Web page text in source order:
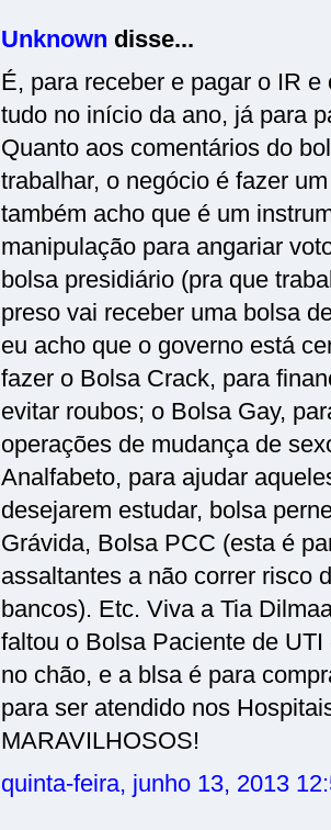
Unknown disse...
É, para receber e pagar o IR
tudo no início da ano, já para
Quanto aos comentários do
trabalhar, o negócio é fazer
também acho que é um
manipulação para angariar
bolsa presidiário (pra que
preso vai receber uma bolsa
eu acho que o governo está
fazer o Bolsa Crack, para
evitar roubos; o Bolsa Gay,
operações de mudança de
Analfabeto, para ajudar
desejarem estudar, bolsa
Grávida, Bolsa PCC (esta é
assaltantes a não correr risco
bancos). Etc. Viva a Tia
faltou o Bolsa Paciente de
no chão, e a blsa é para
para ser atendido nos
MARAVILHOSOS!
quinta-feira, junho 13, 2013